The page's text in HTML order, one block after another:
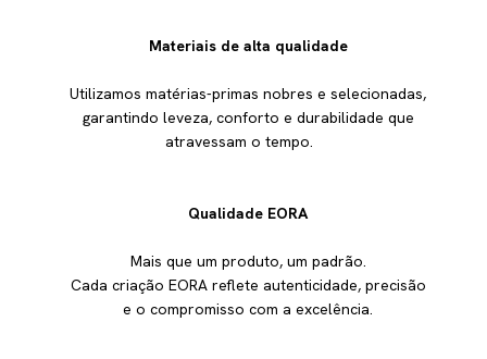
Materiais de alta qualidade
Utilizamos matérias-primas nobres e selecionadas,
garantindo leveza, conforto e durabilidade que
atravessam o tempo.
Qualidade EORA
Mais que um produto, um padrão.
Cada criação EORA reflete autenticidade, precisão
e o compromisso com a excelência.